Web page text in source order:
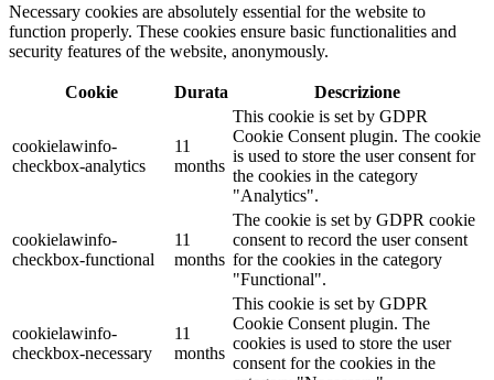
Necessary cookies are absolutely essential for the website to
function properly. These cookies ensure basic functionalities and
security features of the website, anonymously.
Cookie Durata Descrizione
cookielawinfo-
checkbox-analytics
11
months
This cookie is set by GDPR
Cookie Consent plugin. The cookie
is used to store the user consent for
the cookies in the category
"Analytics".
cookielawinfo-
checkbox-functional
11
months
The cookie is set by GDPR cookie
consent to record the user consent
for the cookies in the category
"Functional".
cookielawinfo-
checkbox-necessary
11
months
This cookie is set by GDPR
Cookie Consent plugin. The
cookies is used to store the user
consent for the cookies in the